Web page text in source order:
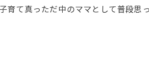
育て真っただ中のママとして普段思